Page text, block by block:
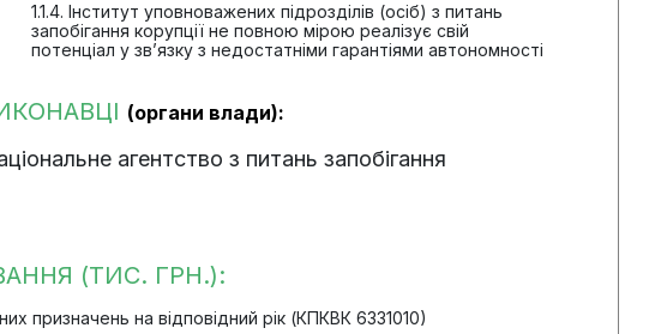
1.1.4. Інститут уповноважених підрозділів (осіб) з питань
запобігання корупції не повною мірою реалізує свій
потенціал у зв’язку з недостатніми гарантіями автономності
(органи влади):
агентство з питань запобігання
(ТИС. ГРН.):
призначень на відповідний рік (КПКВК 6331010)